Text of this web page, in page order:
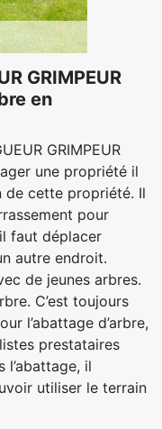
GRIMPEUR
en
GRIMPEUR
une propriété il
de cette propriété. Il
pour
faut déplacer
autre endroit.
de jeunes arbres.
C’est toujours
l’abattage d’arbre,
prestataires
l’abattage, il
utiliser le terrain